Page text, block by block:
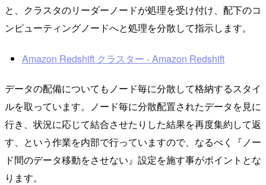
と、クラスタのリーダーノードが処理を受け付け、配下のコ
ンピューティングノードへと処理を分散して指示します。
Amazon Redshift クラスター - Amazon Redshift
データの配備についてもノード毎に分散して格納するスタイ
ルを取っています。ノード毎に分散配置されたデータを見に
行き、状況に応じて結合させたりした結果を再度集約して返
す、という作業を内部で行っていますので、なるべく『ノー
ド間のデータ移動をさせない』設定を施す事がポイントとな
ります。